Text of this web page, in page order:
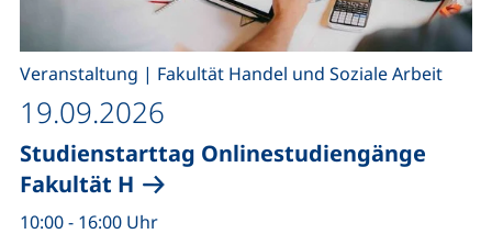
Studienstarttag Onlinestudiengänge
Fakultät H
Veranstaltung | Fakultät Handel und Soziale Arbeit
19.09.2026
10:00 - 16:00 Uhr